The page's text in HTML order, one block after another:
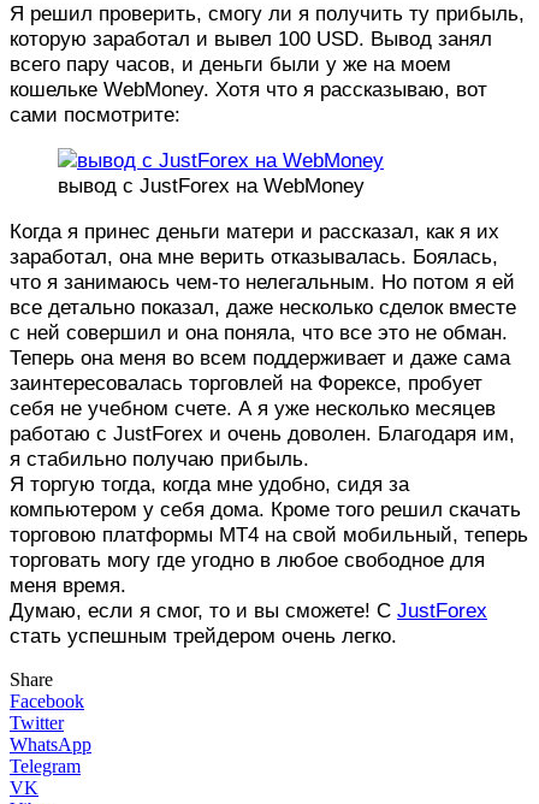
Я решил проверить, смогу ли я получить ту прибыль,
которую заработал и вывел 100 USD. Вывод занял
всего пару часов, и деньги были у же на моем
кошельке WebMoney. Хотя что я рассказываю, вот
сами посмотрите:
вывод с JustForex на WebMoney
Когда я принес деньги матери и рассказал, как я их
заработал, она мне верить отказывалась. Боялась,
что я занимаюсь чем-то нелегальным. Но потом я ей
все детально показал, даже несколько сделок вместе
с ней совершил и она поняла, что все это не обман.
Теперь она меня во всем поддерживает и даже сама
заинтересовалась торговлей на Форексе, пробует
себя не учебном счете. А я уже несколько месяцев
работаю с JustForex и очень доволен. Благодаря им,
я стабильно получаю прибыль.
Я торгую тогда, когда мне удобно, сидя за
компьютером у себя дома. Кроме того решил скачать
торговою платформы MT4 на свой мобильный, теперь
торговать могу где угодно в любое свободное для
меня время.
Думаю, если я смог, то и вы сможете! С JustForex
стать успешным трейдером очень легко.
Share
Facebook
Twitter
WhatsApp
Telegram
VK